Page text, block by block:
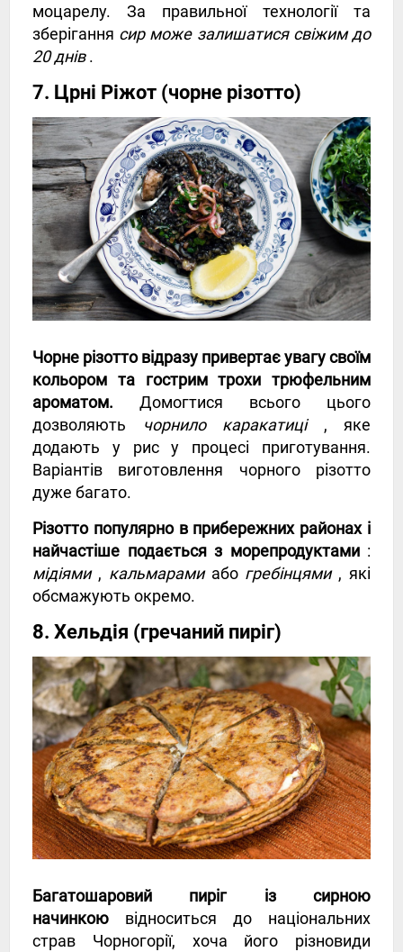
моцарелу. За правильної технології та
зберігання сир може залишатися свіжим до
20 днів.
7. Црні Ріжот (чорне різотто)
Чорне різотто відразу привертає увагу своїм
кольором та гострим трохи трюфельним
ароматом. Домогтися всього цього
дозволяють
чорнило каракатиці, яке
додають у рис у процесі приготування.
Варіантів виготовлення чорного різотто
дуже багато.
Різотто популярно в прибережних районах і
найчастіше подається з морепродуктами:
мідіями, кальмарамиабо гребінцями, які
обсмажують окремо.
8. Хельдія (гречаний пиріг)
Багатошаровий пиріг із сирною
начинкою відноситься до національних
страв Чорногорії, хоча його різновиди